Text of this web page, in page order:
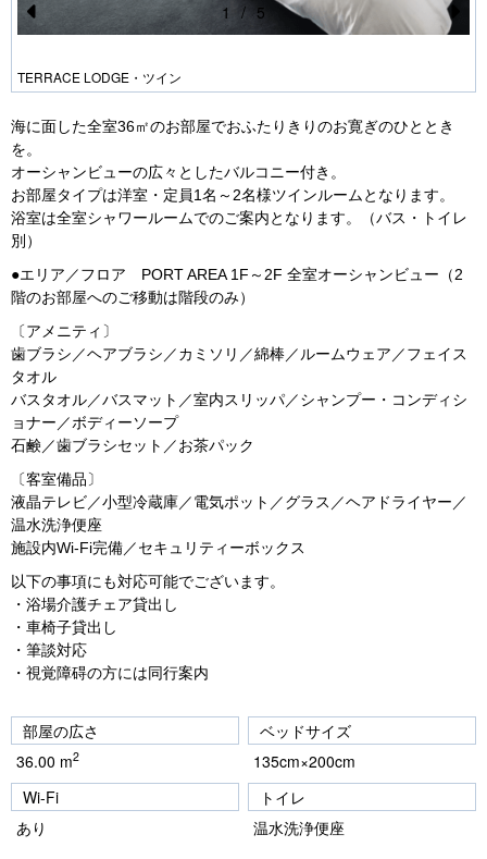
Pr
e
o
u
s
TERRACE LODGE・ツイン
N
1 / 5
海に面した全室36㎡のお部屋でおふたりきりのお寛ぎのひととき
を。
オーシャンビューの広々としたバルコニー付き。
お部屋タイプは洋室・定員1名～2名様ツインルームとなります。
浴室は全室シャワールームでのご案内となります。（バス・トイレ
別）
●エリア／フロア PORT AREA 1F～2F 全室オーシャンビュー（2
階のお部屋へのご移動は階段のみ）
〔アメニティ〕
歯ブラシ／ヘアブラシ／カミソリ／綿棒／ルームウェア／フェイス
タオル
バスタオル／バスマット／室内スリッパ／シャンプー・コンディシ
ョナー／ボディーソープ
石鹸／歯ブラシセット／お茶パック
〔客室備品〕
液晶テレビ／小型冷蔵庫／電気ポット／グラス／ヘアドライヤー／
温水洗浄便座
施設内Wi-Fi完備／セキュリティーボックス
以下の事項にも対応可能でございます。
・浴場介護チェア貸出し
・車椅子貸出し
・筆談対応
・視覚障碍の方には同行案内
部屋の広さ
36.00 m2
ベッドサイズ
135cm×200cm
Wi-Fi
あり
トイレ
温水洗浄便座